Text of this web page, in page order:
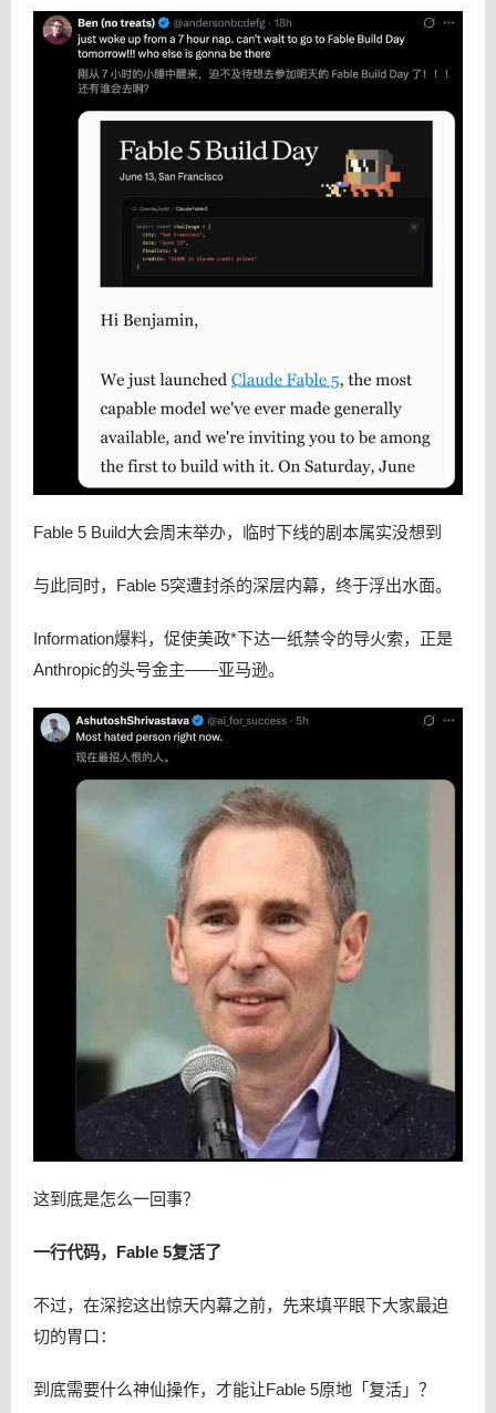
Fable 5 Build大会周末举办，临时下线的剧本属实没想到
与此同时，Fable 5突遭封杀的深层内幕，终于浮出水面。
Information爆料，促使美政*下达一纸禁令的导火索，正是
Anthropic的头号金主——亚马逊。
这到底是怎么一回事？
一行代码，Fable 5复活了
不过，在深挖这出惊天内幕之前，先来填平眼下大家最迫
切的胃口：
到底需要什么神仙操作，才能让Fable 5原地「复活」？